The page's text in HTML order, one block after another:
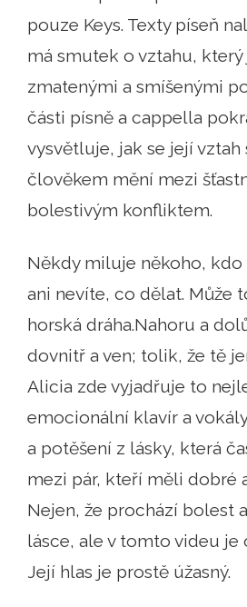
pouze Keys. Texty píseň
má smutek o vztahu,
zmatenými a smíšenými
části písně a cappella
vysvětluje, jak se její vztah
člověkem mění mezi
bolestivým konfliktem.
Někdy miluje někoho,
ani nevíte, co dělat. Může
horská dráha.Nahoru a
dovnitř a ven; tolik, že tě
Alicia zde vyjadřuje to
emocionální klavír a
a potěšení z lásky, která
mezi pár, kteří měli dobré
Nejen, že prochází bolest
lásce, ale v tomto videu je
Její hlas je prostě úžasný.